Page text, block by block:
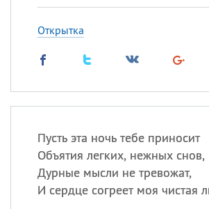
Открытка
Пусть эта ночь тебе приносит
Объятия легких, нежных снов,
Дурные мысли не тревожат,
И сердце согреет моя чистая